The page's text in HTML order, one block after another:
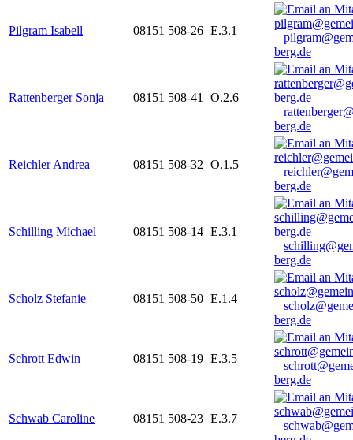
Pilgram Isabell 08151 508-26 E.3.1
berg.de
Rattenberger Sonja 08151 508-41
O.2.6
berg.de
Reichler Andrea 08151 508-32 O.1.5
berg.de
Schilling Michael 08151 508-14 E.3.1
berg.de
Scholz Stefanie 08151 508-50 E.1.4
berg.de
Schrott Edwin 08151 508-19 E.3.5
berg.de
Schwab Caroline 08151 508-23 E.3.7